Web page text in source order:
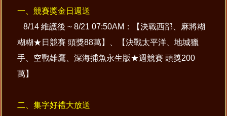
一、競賽獎金日週送
8/14 維護後 ~ 8/21 07:50AM：【決戰西部、麻將糊
糊糊★日競賽 頭獎88萬】、【決戰太平洋、地城獵
手、空戰雄鷹、深海捕魚永生版★週競賽 頭獎200
萬】
二、集字好禮大放送